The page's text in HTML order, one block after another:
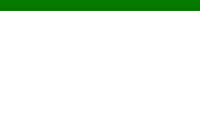
茨城県立図書館 蔵書検索・